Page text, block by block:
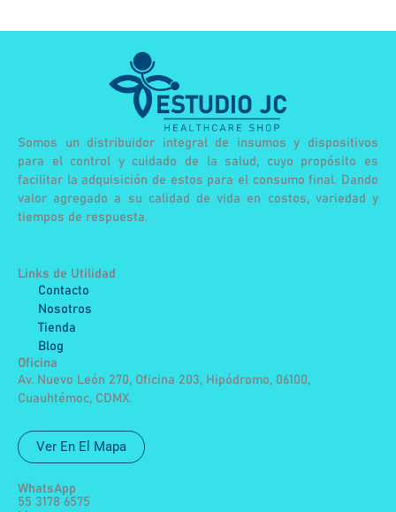
Somos un distribuidor integral de insumos y dispositivos
para el control y cuidado de la salud, cuyo propósito es
facilitar la adquisición de estos para el consumo final. Dando
valor agregado a su calidad de vida en costos, variedad y
tiempos de respuesta.
Links de Utilidad
Contacto
Nosotros
Tienda
Blog
Oficina
Av. Nuevo León 270, Oficina 203, Hipódromo, 06100,
Cuauhtémoc, CDMX.
Ver En El Mapa
WhatsApp
55 3178 6575